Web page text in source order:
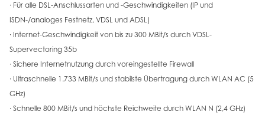
· Für alle DSL-Anschlussarten und -Geschwindigkeiten (IP und
ISDN-/analoges Festnetz, VDSL und ADSL)
· Internet-Geschwindigkeit von bis zu 300 MBit/s durch VDSL-
Supervectoring 35b
· Sichere Internetnutzung durch voreingestellte Firewall
· Ultraschnelle 1.733 MBit/s und stabilste Übertragung durch WLAN AC (5
GHz)
· Schnelle 800 MBit/s und höchste Reichweite durch WLAN N (2,4 GHz)